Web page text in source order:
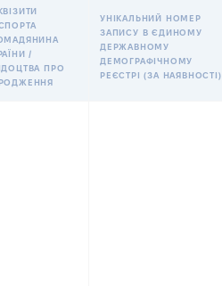
/
ПРО
УНІКАЛЬНИЙ НОМЕР
ЗАПИСУ В ЄДИНОМУ
ДЕРЖАВНОМУ
ДЕМОГРАФІЧНОМУ
РЕЄСТРІ (ЗА НАЯВНОСТІ)